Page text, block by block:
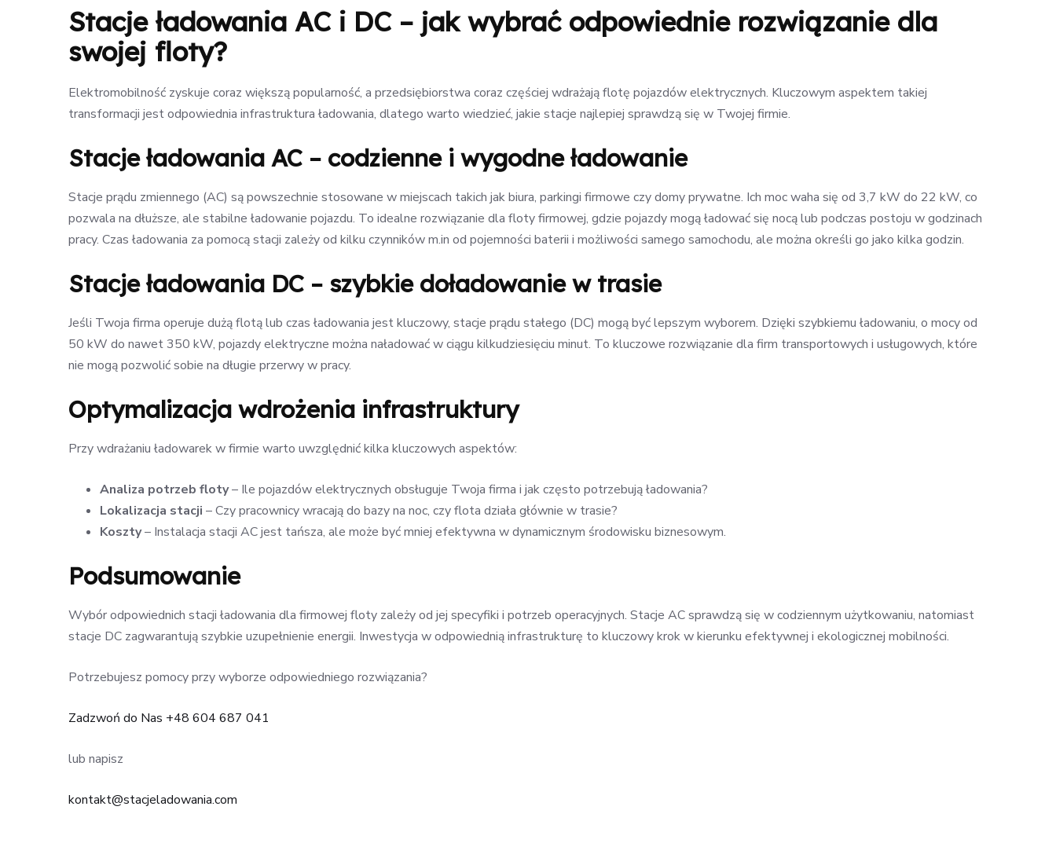
Stacje ładowania AC i DC – jak wybrać odpowiednie rozwiązanie dla
swojej floty?
Elektromobilność zyskuje coraz większą popularność, a przedsiębiorstwa coraz częściej wdrażają flotę pojazdów elektrycznych. Kluczowym aspektem takiej
transformacji jest odpowiednia infrastruktura ładowania, dlatego warto wiedzieć, jakie stacje najlepiej sprawdzą się w Twojej firmie.
Stacje ładowania AC – codzienne i wygodne ładowanie
Stacje prądu zmiennego (AC) są powszechnie stosowane w miejscach takich jak biura, parkingi firmowe czy domy prywatne. Ich moc waha się od 3,7 kW do 22 kW, co
pozwala na dłuższe, ale stabilne ładowanie pojazdu. To idealne rozwiązanie dla floty firmowej, gdzie pojazdy mogą ładować się nocą lub podczas postoju w godzinach
pracy. Czas ładowania za pomocą stacji zależy od kilku czynników m.in od pojemności baterii i możliwości samego samochodu, ale można określi go jako kilka godzin.
Stacje ładowania DC – szybkie doładowanie w trasie
Jeśli Twoja firma operuje dużą flotą lub czas ładowania jest kluczowy, stacje prądu stałego (DC) mogą być lepszym wyborem. Dzięki szybkiemu ładowaniu, o mocy od
50 kW do nawet 350 kW, pojazdy elektryczne można naładować w ciągu kilkudziesięciu minut. To kluczowe rozwiązanie dla firm transportowych i usługowych, które
nie mogą pozwolić sobie na długie przerwy w pracy.
Optymalizacja wdrożenia infrastruktury
Przy wdrażaniu ładowarek w firmie warto uwzględnić kilka kluczowych aspektów:
Analiza potrzeb floty– Ile pojazdów elektrycznych obsługuje Twoja firma i jak często potrzebują ładowania?
Lokalizacja stacji – Czy pracownicy wracają do bazy na noc, czy flota działa głównie w trasie?
Koszty– Instalacja stacji AC jest tańsza, ale może być mniej efektywna w dynamicznym środowisku biznesowym.
Podsumowanie
Wybór odpowiednich stacji ładowania dla firmowej floty zależy od jej specyfiki i potrzeb operacyjnych. Stacje AC sprawdzą się w codziennym użytkowaniu, natomiast
stacje DC zagwarantują szybkie uzupełnienie energii. Inwestycja w odpowiednią infrastrukturę to kluczowy krok w kierunku efektywnej i ekologicznej mobilności.
Potrzebujesz pomocy przy wyborze odpowiedniego rozwiązania?
Zadzwoń do Nas +48 604 687 041
lub napisz
kontakt@stacjeladowania.com